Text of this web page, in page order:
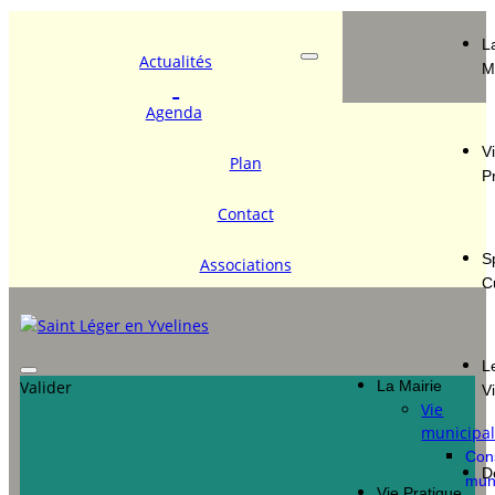
Actualités
Agenda
Plan
Contact
Associations
La Mairie
Vie
Valider